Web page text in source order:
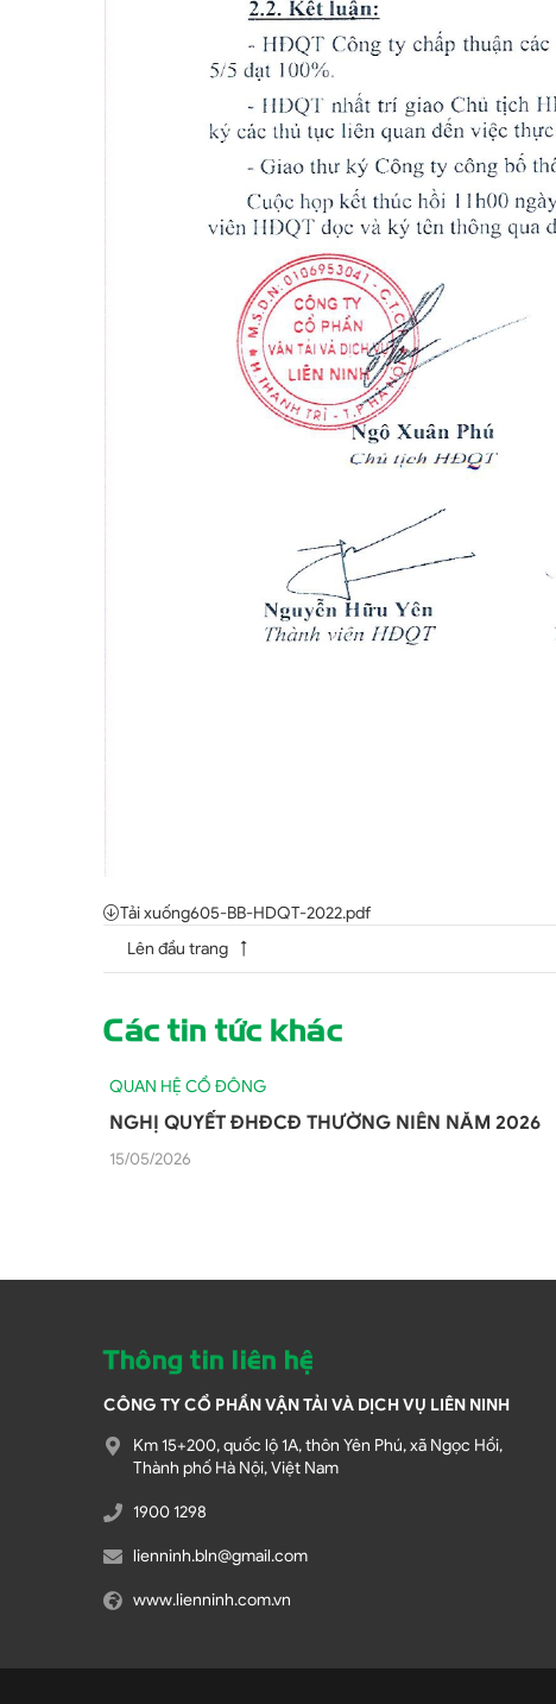
Tải xuống605-BB-HDQT-2022.pdf
Lên đầu trang
Các tin tức khác
QUAN HỆ CỔ ĐÔNG
NGHỊ QUYẾT ĐHĐCĐ THƯỜNG NIÊN NĂM 2026
15/05/2026
Thông tin liên hệ
CÔNG TY CỔ PHẦN VẬN TẢI VÀ DỊCH VỤ LIÊN NINH
Km 15+200, quốc lộ 1A, thôn Yên Phú, xã Ngọc Hồi,
Thành phố Hà Nội, Việt Nam
1900 1298
lienninh.bln@gmail.com
www.lienninh.com.vn